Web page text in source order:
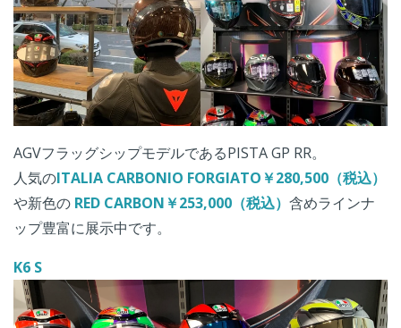
AGVフラッグシップモデルであるPISTA GP RR。
人気のITALIA CARBONIO FORGIATO￥280,500（税込）
や新色の RED CARBON￥253,000（税込） 含めラインナ
ップ豊富に展示中です。
K6 S